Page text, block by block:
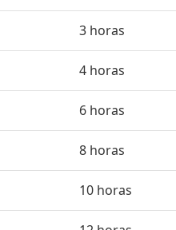
3 horas
4 horas
6 horas
8 horas
10 horas